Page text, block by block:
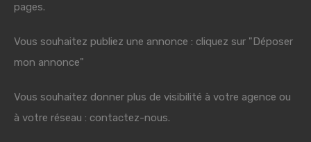
pages.
Vous souhaitez publiez une annonce : cliquez sur "Déposer
mon annonce"
Vous souhaitez donner plus de visibilité à votre agence ou
à votre réseau : contactez-nous.